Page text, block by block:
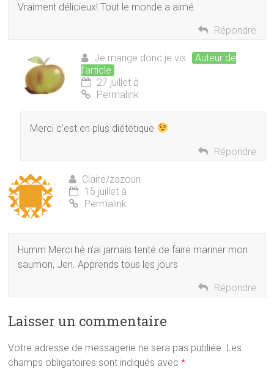
Vraiment délicieux! Tout le monde a aimé
Répondre
Je mange donc je vis
Auteur de
l’article
27 juillet à
Permalink
Merci c’est en plus diététique
Répondre
Claire/zazoun
15 juillet à
Permalink
Humm Merci hé n’ai jamais tenté de faire mariner mon
saumon, Jen. Apprends tous les jours
Répondre
Laisser un commentaire
Votre adresse de messagerie ne sera pas publiée. Les
champs obligatoires sont indiqués avec*